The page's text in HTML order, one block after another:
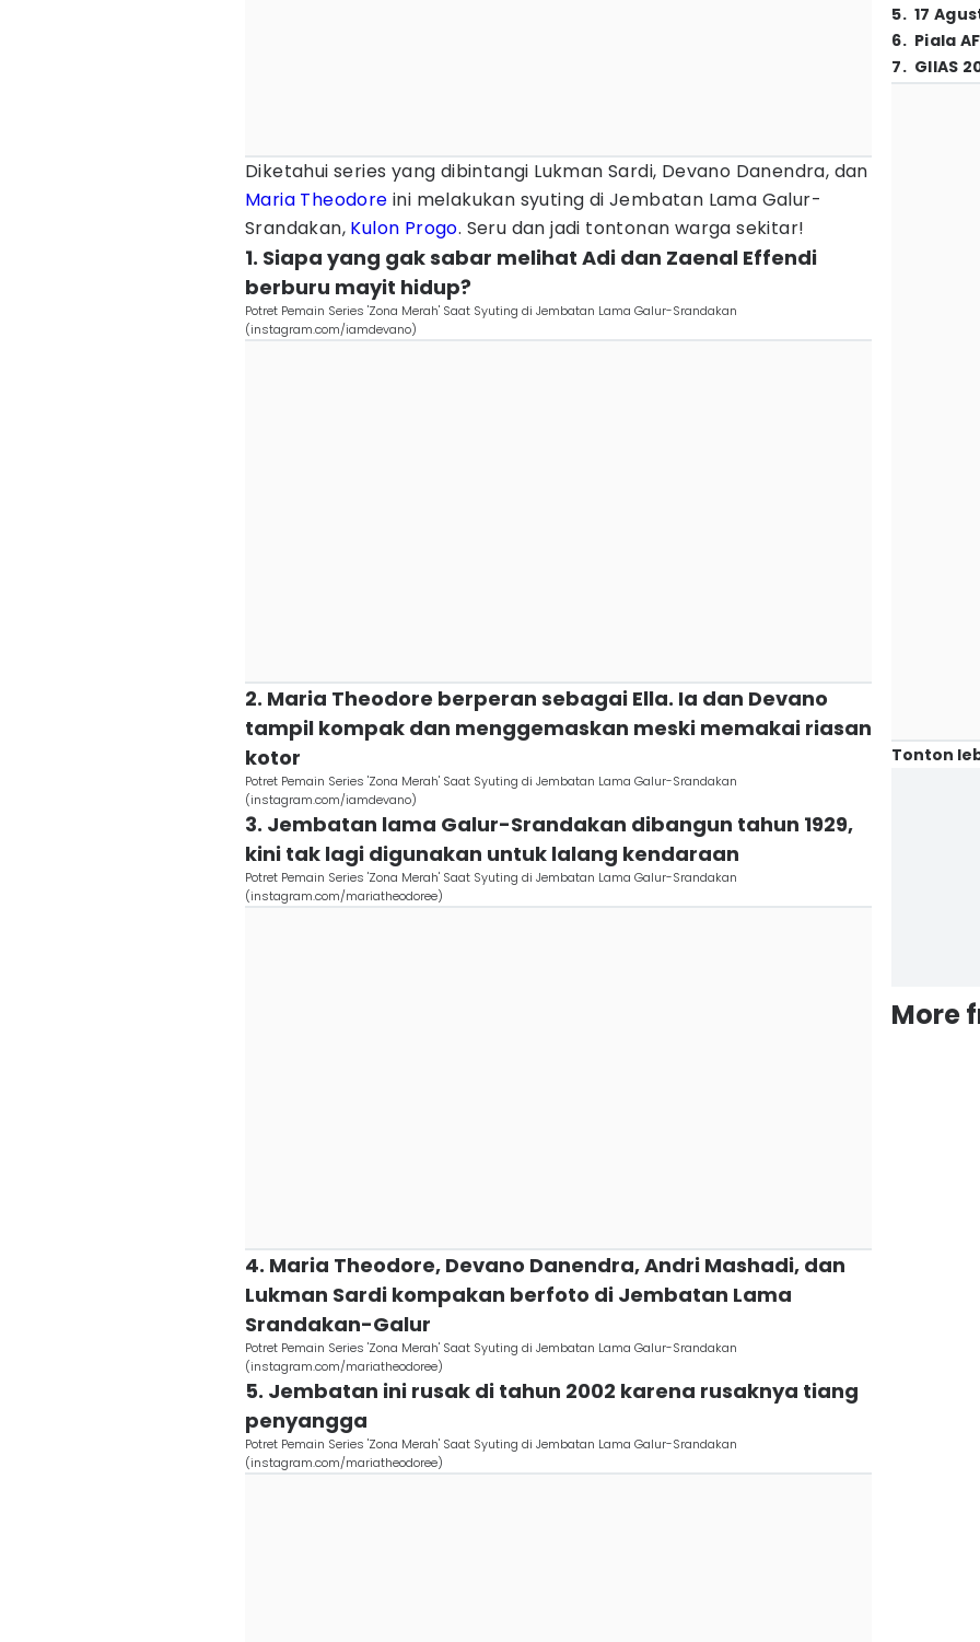
Diketahui series yang dibintangi Lukman Sardi, Devano Danendra, dan
Maria Theodore ini melakukan syuting di Jembatan Lama Galur-
Srandakan, Kulon Progo. Seru dan jadi tontonan warga sekitar!
1. Siapa yang gak sabar melihat Adi dan Zaenal Effendi
berburu mayit hidup?
Potret Pemain Series 'Zona Merah' Saat Syuting di Jembatan Lama Galur-Srandakan
(instagram.com/iamdevano)
2. Maria Theodore berperan sebagai Ella. Ia dan Devano
tampil kompak dan menggemaskan meski memakai riasan
kotor
Potret Pemain Series 'Zona Merah' Saat Syuting di Jembatan Lama Galur-Srandakan
(instagram.com/iamdevano)
3. Jembatan lama Galur-Srandakan dibangun tahun 1929,
kini tak lagi digunakan untuk lalang kendaraan
Potret Pemain Series 'Zona Merah' Saat Syuting di Jembatan Lama Galur-Srandakan
(instagram.com/mariatheodoree)
4. Maria Theodore, Devano Danendra, Andri Mashadi, dan
Lukman Sardi kompakan berfoto di Jembatan Lama
Srandakan-Galur
Potret Pemain Series 'Zona Merah' Saat Syuting di Jembatan Lama Galur-Srandakan
(instagram.com/mariatheodoree)
5. Jembatan ini rusak di tahun 2002 karena rusaknya tiang
penyangga
Potret Pemain Series 'Zona Merah' Saat Syuting di Jembatan Lama Galur-Srandakan
(instagram.com/mariatheodoree)
5. 17
6. Piala
7. GIIAS
Tonton
More